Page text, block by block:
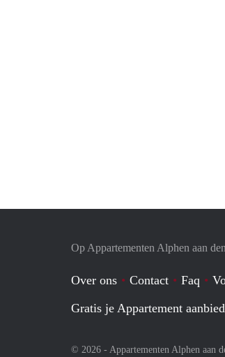
Op Appartementen Alphen aan
Over ons Contact Faq
Gratis je Appartement
© 2026 - Appartementen Alphen aan